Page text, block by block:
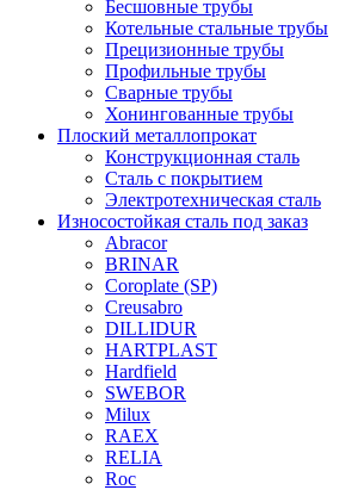
Бесшовные трубы
Котельные стальные трубы
Прецизионные трубы
Профильные трубы
Сварные трубы
Хонингованные трубы
Плоский металлопрокат
Конструкционная сталь
Сталь с покрытием
Электротехническая сталь
Износостойкая сталь под заказ
Abracor
BRINAR
Coroplate (SP)
Creusabro
DILLIDUR
HARTPLAST
Hardfield
SWEBOR
Milux
RAEX
RELIA
Roc